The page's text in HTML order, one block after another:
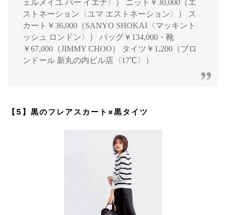
ェルメイユ パー イエナ〉） ニット￥30,000（エ
ストネーション〈ユマ エストネーション〉） ス
カート￥36,000（SANYO SHOKAI〈マッキント
ッシュ ロンドン〉） バッグ￥134,000・靴
￥67,000（JIMMY CHOO） タイツ￥1,200（ブロ
ンドール 新丸の内ビル店〈17℃〉）
【5】黒のフレアスカート×黒タイツ